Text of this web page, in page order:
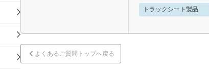
トラックシート製品
よくあるご質問トップへ戻る